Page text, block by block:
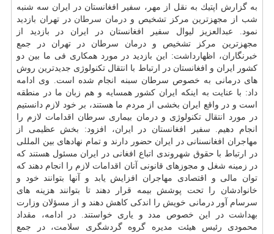
به گزارش اپتیك به نقل از مهر، سفیر افغانستان در ایران سه شنبه
شب از مجهزترین مركز تشخیص و درمان سرطان در تهران بازدید
نمود. عبدالعزیز لیوال سفیر افغانستان در ایران در بازدید از
مجهزترین مركز تشخیص و درمان سرطان در تهران در جمع
خبرنگاران، اظهارداشت: این بازدید در مورد همكاری فی ما بین دو
كشور ایران و افغانستان در ارتباط با انتقال تكنولوژی جدیدترین روش
های درمانی به خصوص سرطان سبنه انجام شده است. وی ادامه
داد: با عنایت به اینكه ایران كشور همسایه و هم زبان ما در منطقه
است و در واقع ایران بخشی از مردم ما هستند، بر خود لازم دانستیم
در مورد انتقال تكنولوژی و درمان بیماری سرطان اقدامات لازم را
انجام دهیم. سفیر افغانستان در ایران، افزود: بخش عظیمی از
مهاجران افغانسنانی در ایران حضور دارند و تمام نهادهای بین المللی
در ارتباط با حقوق شهروندی اتباع افغانی در ایران مسئول هستند كه
در زمینه شغل و مجوزهای قانونی آنان اقدامات لازم را انجام دهند كه
توان مالی و اقتصادی مهاجران افزایش یابد و آنها بتوانند خود و
خانوادشان را تحت پوشش بیمه قرار دهند تا بتوانند هزینه های
سرسام آور درمانی خویش را اندكی كاهش دهند و از مسؤلان وزارت
بهداشت در این خصوص مدد و یاری خواستند. در ادامه، مقداد
محمودی رئیس هیئت مدیره گروه گردشگری سلامت، در جمع